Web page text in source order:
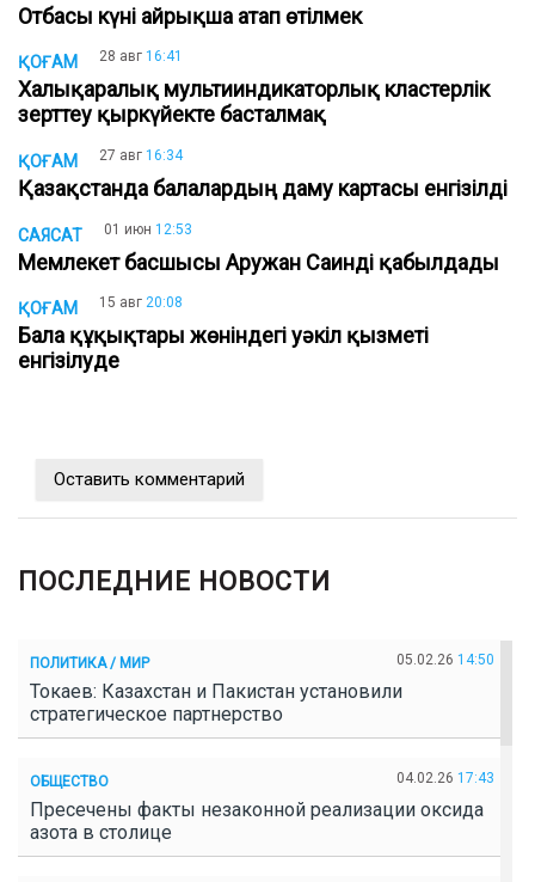
Отбасы күні айрықша атап өтілмек
ҚОҒАМ 28 авг 16:41
Халықаралық мультииндикаторлық кластерлік
зерттеу қыркүйекте басталмақ
ҚОҒАМ 27 авг 16:34
Қазақстанда балалардың даму картасы енгізілді
САЯСАТ 01 июн 12:53
Мемлекет басшысы Аружан Саинді қабылдады
ҚОҒАМ 15 авг 20:08
Бала құқықтары жөніндегі уәкіл қызметі
енгізілуде
Оставить комментарий
ПОСЛЕДНИЕ НОВОСТИ
ПОЛИТИКА / МИР 05.02.26 14:50
Токаев: Казахстан и Пакистан установили
стратегическое партнерство
ОБЩЕСТВО 04.02.26 17:43
Пресечены факты незаконной реализации оксида
азота в столице